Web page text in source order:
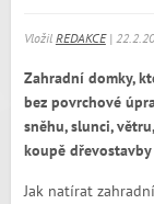
Vložil REDAKCE|
Zahradní domky,
bez povrchové
sněhu, slunci,
koupě
Jak natírat